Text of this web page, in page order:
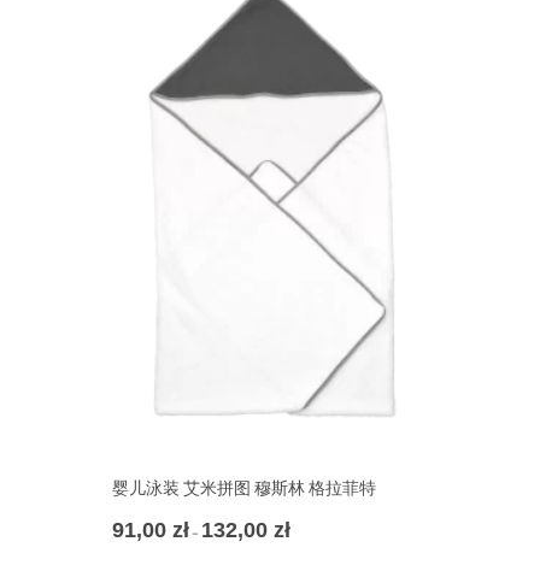
134,00 zł
婴儿泳装 艾米拼图 穆斯林 格拉菲特
91,00 zł– 132,00 zł价